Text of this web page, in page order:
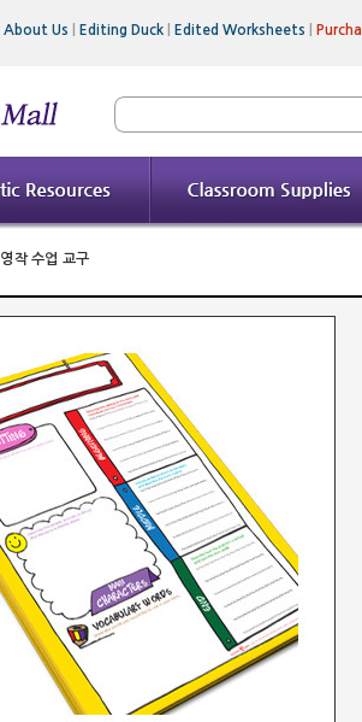
About Us Editing Duck Edited Worksheets
영작 수업 교구